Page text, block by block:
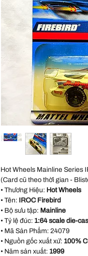
Hot Wheels Mainline Series
(Card cũ theo thời gian -
• Thương Hiệu: Hot Wheels
• Tên: IROC Firebird
• Bộ sưu tập: Mainline
• Tỷ lệ đúc: 1:64 scale die-
• Mã Sản Phẩm: 24079
• Nguồn gốc xuất xứ: 100%
• Năm sản xuất: 1999